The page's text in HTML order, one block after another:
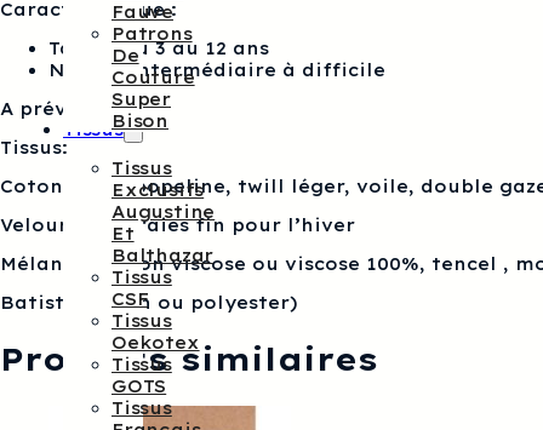
Fauve
Patrons
De
Couture
Super
Bison
Tissus
Tissus
Exclusifs
Augustine
Et
Balthazar
Tissus
CSF
Tissus
Oekotex
Tissus
GOTS
Tissus
-
Blouse,
top
robe
Caractéristique :
Tailles du 3 au 12 ans
Niveau intermédiaire à difficile
A prévoir :
Tissus:
Cotonnade, popeline, twill léger, voile, double
Velours milleraies fin pour l’hiver
Mélanges coton viscose ou viscose 100%, tencel ,
Batiste (coton ou polyester)
Produits similaires